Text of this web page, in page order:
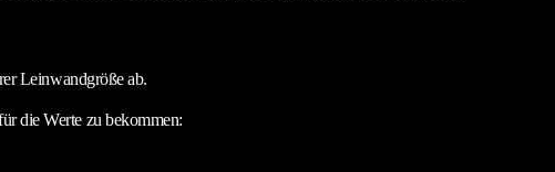
Leinwandgröße ab.
die Werte zu bekommen: